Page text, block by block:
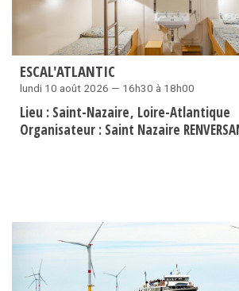
ESCAL'ATLANTIC
lundi 10 août 2026 — 16h30 à 18h00
Lieu : Saint-Nazaire Loire-Atlantique
Organisateur : Saint Nazaire